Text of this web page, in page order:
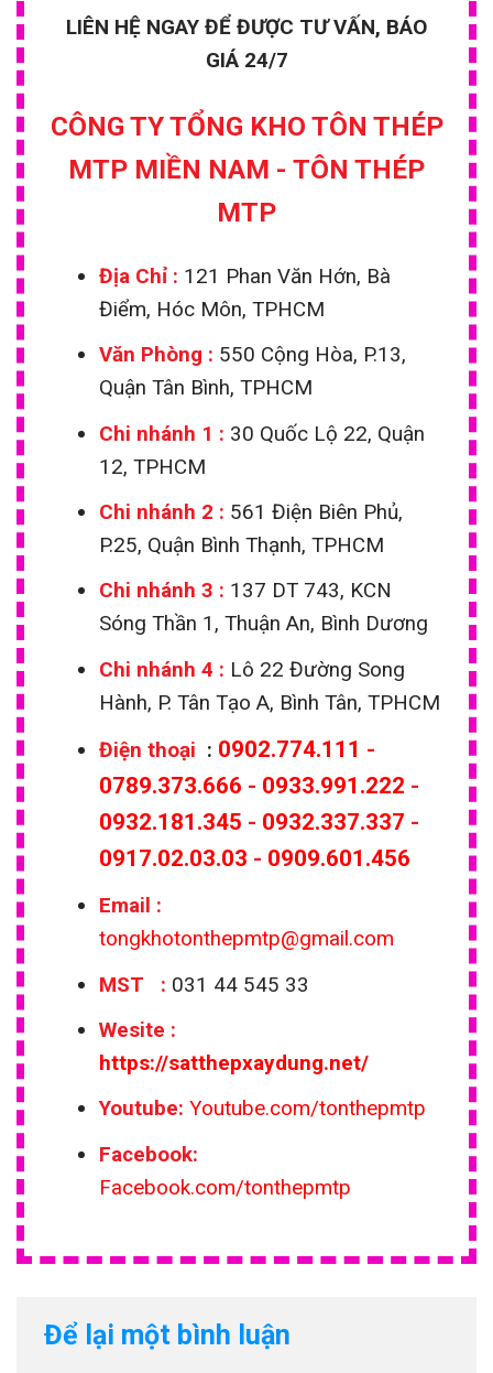
LIÊN HỆ NGAY ĐỂ ĐƯỢC TƯ VẤN, BÁO
GIÁ 24/7
CÔNG TY TỔNG KHO TÔN THÉP
MTP MIỀN NAM - TÔN THÉP
MTP
Địa Chỉ : 121 Phan Văn Hớn, Bà
Điểm, Hóc Môn, TPHCM
Văn Phòng : 550 Cộng Hòa, P.13,
Quận Tân Bình, TPHCM
Chi nhánh 1 : 30 Quốc Lộ 22, Quận
12, TPHCM
Chi nhánh 2 : 561 Điện Biên Phủ,
P.25, Quận Bình Thạnh, TPHCM
Chi nhánh 3 : 137 DT 743, KCN
Sóng Thần 1, Thuận An, Bình Dương
Chi nhánh 4 : Lô 22 Đường Song
Hành, P. Tân Tạo A, Bình Tân, TPHCM
Điện thoại : 0902.774.111 -
0789.373.666 - 0933.991.222 -
0932.181.345 - 0932.337.337 -
0917.02.03.03 - 0909.601.456
Email :
tongkhotonthepmtp@gmail.com
MST : 031 44 545 33
Wesite :
https://satthepxaydung.net/
Youtube: Youtube.com/tonthepmtp
Facebook:
Facebook.com/tonthepmtp
Để lại một bình luận